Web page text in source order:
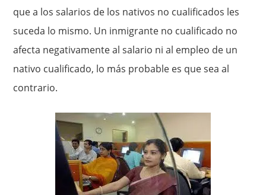
que a los salarios de los nativos no cualificados les
suceda lo mismo. Un inmigrante no cualificado no
afecta negativamente al salario ni al empleo de un
nativo cualificado, lo más probable es que sea al
contrario.